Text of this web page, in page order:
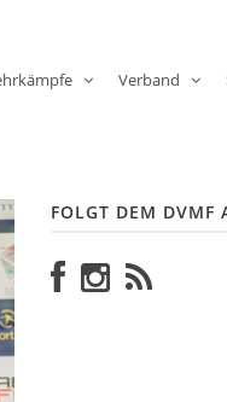
Verband
FOLGT DEM DVMF